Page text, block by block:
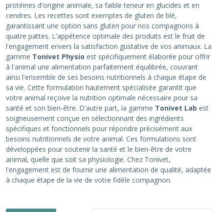
protéines d'origine animale, sa faible teneur en glucides et en
cendres. Les recettes sont exemptes de gluten de blé,
garantissant une option sans gluten pour nos compagnons à
quatre pattes. L'appétence optimale des produits est le fruit de
l'engagement envers la satisfaction gustative de vos animaux. La
gamme Tonivet Physio est spécifiquement élaborée pour offrir
à l'animal une alimentation parfaitement équilibrée, couvrant
ainsi l'ensemble de ses besoins nutritionnels à chaque étape de
sa vie. Cette formulation hautement spécialisée garantit que
votre animal reçoive la nutrition optimale nécessaire pour sa
santé et son bien-être. D'autre part, la gamme Tonivet Lab est
soigneusement conçue en sélectionnant des ingrédients
spécifiques et fonctionnels pour répondre précisément aux
besoins nutritionnels de votre animal. Ces formulations sont
développées pour soutenir la santé et le bien-être de votre
animal, quelle que soit sa physiologie. Chez Tonivet,
l'engagement est de fournir une alimentation de qualité, adaptée
à chaque étape de la vie de votre fidèle compagnon.